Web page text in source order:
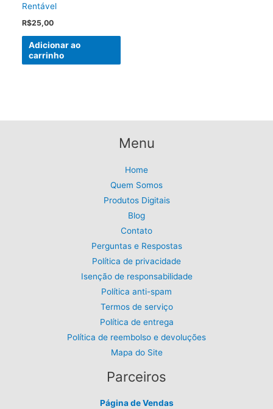
Rentável
R$25,00
Adicionar ao
carrinho
Menu
Home
Quem Somos
Produtos Digitais
Blog
Contato
Perguntas e Respostas
Política de privacidade
Isenção de responsabilidade
Política anti-spam
Termos de serviço
Política de entrega
Política de reembolso e devoluções
Mapa do Site
Parceiros
Página de Vendas